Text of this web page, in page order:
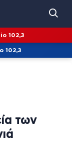
102,3
102,3
των